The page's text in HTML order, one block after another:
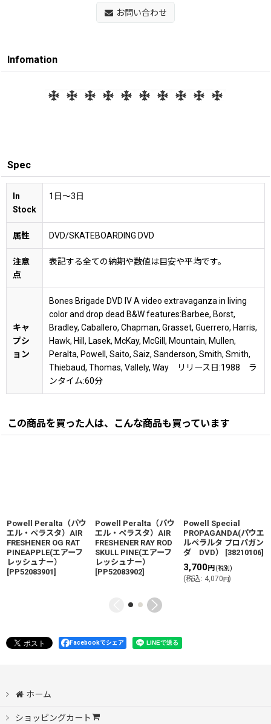
お問い合わせ
Infomation
Spec
In
Stock
1日〜3日
属性 DVD/SKATEBOARDING DVD
注意
点
表記する全ての納期や数値は目安や平均です。
キャ
プシ
ョン
Bones Brigade DVD IV A video extravaganza in living
color and drop dead B&W features:Barbee, Borst,
Bradley, Caballero, Chapman, Grasset, Guerrero, Harris,
Hawk, Hill, Lasek, McKay, McGill, Mountain, Mullen,
Peralta, Powell, Saito, Saiz, Sanderson, Smith, Smith,
Thiebaud, Thomas, Vallely, Way リリース日:1988 ラ
ンタイム:60分
この商品を買った人は、こんな商品も買っています
Powell Peralta（パウ
エル・ペラスタ）AIR
FRESHENER OG RAT
PINEAPPLE(エアーフ
レッシュナー）
[PP52083901]
Powell Peralta（パウ
エル・ペラスタ）AIR
FRESHENER RAY ROD
SKULL PINE(エアーフ
レッシュナー）
[PP52083902]
Powell Special
PROPAGANDA(パウエ
ルペラルタ プロパガン
ダ DVD）
[38210106]
3,700円 (税別)
(税込: 4,070円)
Facebookでシェア
ホーム
ショッピングカート